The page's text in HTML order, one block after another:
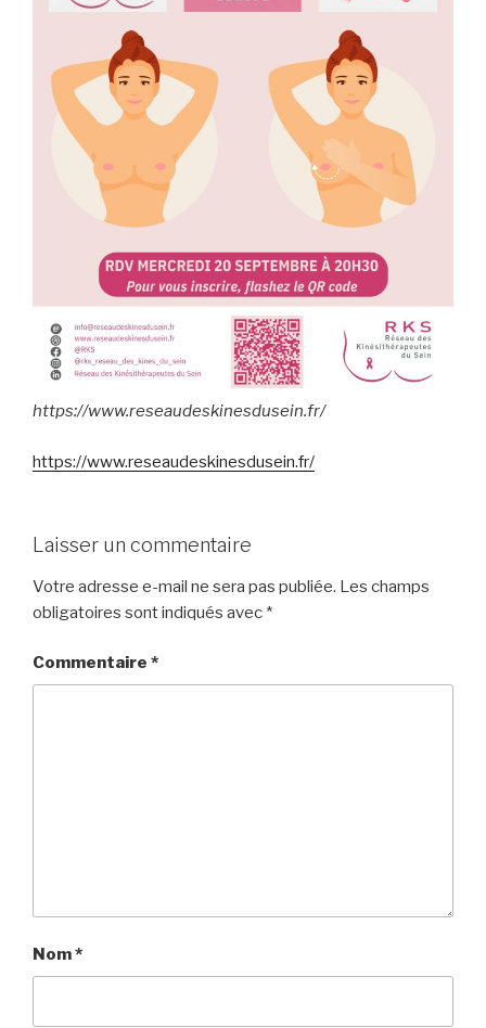
https://www.reseaudeskinesdusein.fr/
https://www.reseaudeskinesdusein.fr/
Laisser un commentaire
Votre adresse e-mail ne sera pas publiée. Les champs
obligatoires sont indiqués avec *
Commentaire *
Nom*